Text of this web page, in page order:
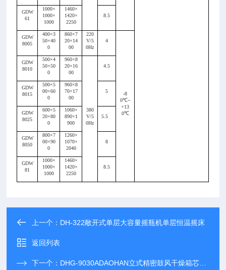
GDW
61
1000×
1000×
1000
1460×
1420×
2250
8.5
GDW
8005
400×3
50×40
0
860×7
20×14
00
220
V/5
0Hz
4
-8
0℃~
+13
0℃
GDW
8010
500×4
50×50
0
960×8
20×16
00
380
V/5
0Hz
4.5
GDW
8015
500×5
00×60
0
960×8
70×17
00
5
GDW
8025
600×5
20×80
0
1060×
890×1
900
5.5
GDW
8050
800×7
00×90
0
1260×
1070×
2040
8
GDW
81
1000×
1000×
1000
1460×
1420×
2250
8.5
上一个： DH-322敞开式单层大容量摇瓶机单层恒温摇床
返回列表
下一个： DHG-9030ADAOHAN立式精密鼓风干燥箱芯片烘干老化箱